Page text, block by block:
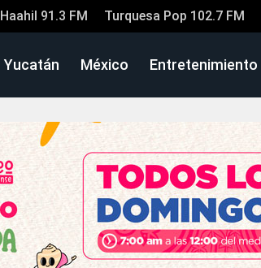
Haahil 91.3 FM Turquesa Pop 102.7 FM
Yucatán México Entretenimiento